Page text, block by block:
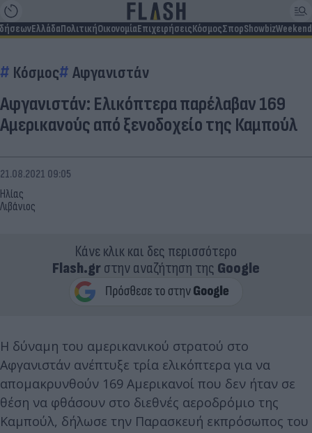
ΕλλάδαΠολιτικήΟικονομίαΕπιχειρήσειςΚόσμοςΣπορShowbizWeekend
Κόσμος Αφγανιστάν
Αφγανιστάν: Ελικόπτερα παρέλαβαν 169
Αμερικανούς από ξενοδοχείο της Καμπούλ
Ηλίας
Λιβάνιος
21.08.2021 09:05
Κάνε κλικ και δες περισσότερο
Flash.grστην αναζήτηση της Google
Η δύναμη του αμερικανικού στρατού στο
Αφγανιστάν ανέπτυξε τρία ελικόπτερα για να
απομακρυνθούν 169 Αμερικανοί που δεν ήταν σε
θέση να φθάσουν στο διεθνές αεροδρόμιο της
Καμπούλ, δήλωσε την Παρασκευή εκπρόσωπος του